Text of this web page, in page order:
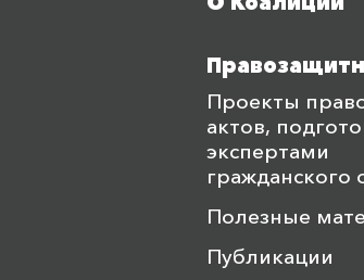
Проекты
актов,
экспертами
гражданского
Полезные
Публикации